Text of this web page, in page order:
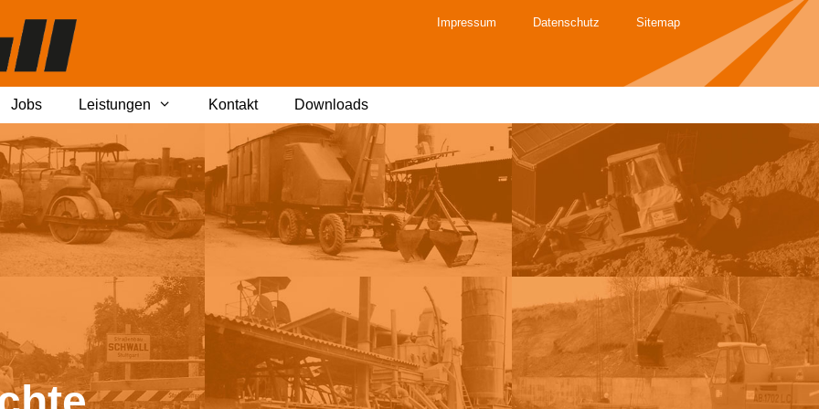
Impressum Datenschutz Sitemap
Jobs Leistungen Kontakt Downloads